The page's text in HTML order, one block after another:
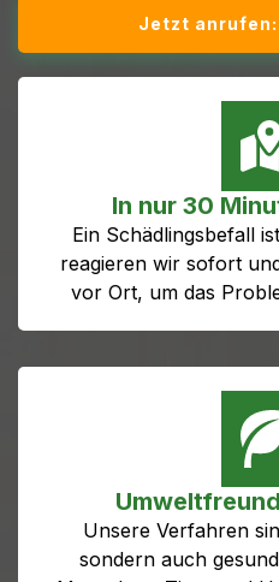
Jetzt
In nur 30
Ein Schädlingsbefall
reagieren wir sofort
vor Ort, um das
Unsere Verfahren
sondern auch